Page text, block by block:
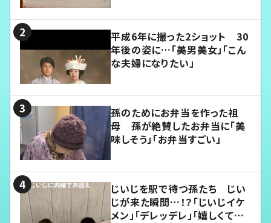
平成6年に撮った2ショット 30
年後の姿に…「美男美女」「こん
な夫婦になりたい」
孫のためにお弁当を作った祖
母 孫が絶賛したお弁当に「美
味しそう」「お弁当すごい」
じいじを駅で待つ孫たち じい
じが来た瞬間…！？「じいじイケ
メン」「デレッデレ」「嬉しくて可